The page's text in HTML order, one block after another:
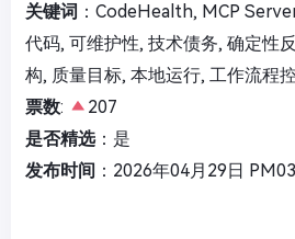
关键词 ：CodeHealth, MCP
代码, 可维护性, 技术债务, 确定性
构, 质量目标, 本地运行, 工作流程
票数:
207
是否精选：是
发布时间 ：2026年04月29日